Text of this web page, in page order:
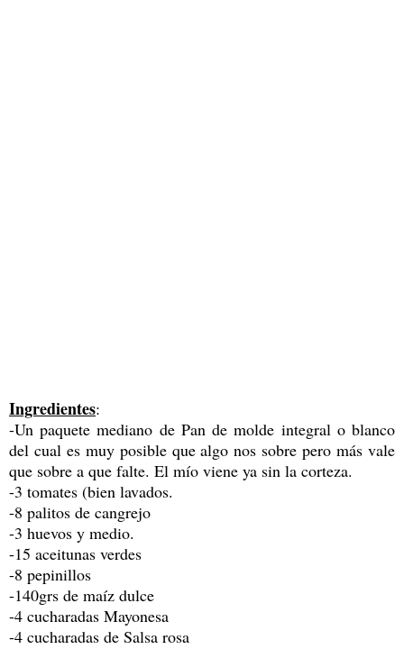
Ingredientes:
-Un paquete mediano de Pan de molde integral o blanco
del cual es muy posible que algo nos sobre pero más vale
que sobre a que falte. El mío viene ya sin la corteza.
-3 tomates (bien lavados.
-8 palitos de cangrejo
-3 huevos y medio.
-15 aceitunas verdes
-8 pepinillos
-140grs de maíz dulce
-4 cucharadas Mayonesa
-4 cucharadas de Salsa rosa